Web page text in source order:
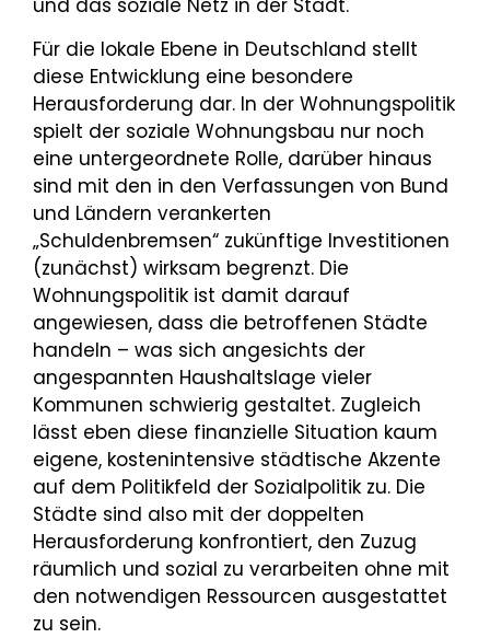
Für die lokale Ebene in Deutschland stellt
diese Entwicklung eine besondere
Herausforderung dar. In der Wohnungspolitik
spielt der soziale Wohnungsbau nur noch
eine untergeordnete Rolle, darüber hinaus
sind mit den in den Verfassungen von Bund
und Ländern verankerten
„Schuldenbremsen“ zukünftige Investitionen
(zunächst) wirksam begrenzt. Die
Wohnungspolitik ist damit darauf
angewiesen, dass die betroffenen Städte
handeln – was sich angesichts der
angespannten Haushaltslage vieler
Kommunen schwierig gestaltet. Zugleich
lässt eben diese finanzielle Situation kaum
eigene, kostenintensive städtische Akzente
auf dem Politikfeld der Sozialpolitik zu. Die
Städte sind also mit der doppelten
Herausforderung konfrontiert, den Zuzug
räumlich und sozial zu verarbeiten ohne mit
den notwendigen Ressourcen ausgestattet
zu sein.